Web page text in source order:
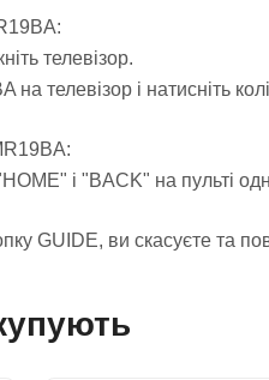
телевізор.
телевізор і натисніть
і "BACK" на пульті
GUIDE, ви скасуєте та